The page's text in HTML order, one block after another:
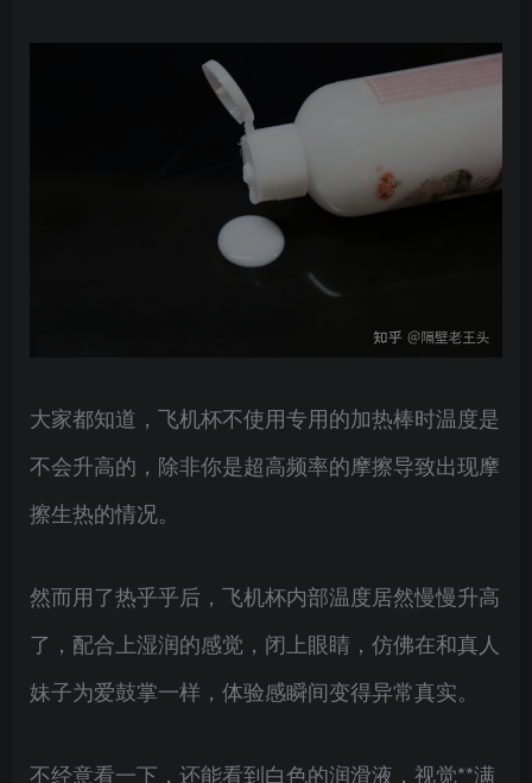
大家都知道，飞机杯不使用专用的加热棒时温度是
不会升高的，除非你是超高频率的摩擦导致出现摩
擦生热的情况。
然而用了热乎乎后，飞机杯内部温度居然慢慢升高
了，配合上湿润的感觉，闭上眼睛，仿佛在和真人
妹子为爱鼓掌一样，体验感瞬间变得异常真实。
不经意看一下，还能看到白色的润滑液，视觉**满